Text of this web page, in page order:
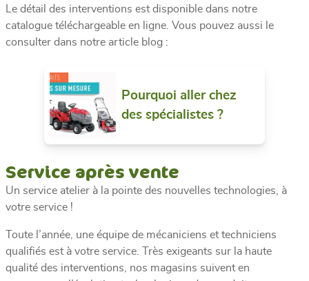
Le détail des interventions est disponible dans notre
catalogue téléchargeable en ligne. Vous pouvez aussi le
consulter dans notre article blog :
Pourquoi aller chez
des spécialistes ?
Service après vente
Un service atelier à la pointe des nouvelles technologies, à
votre service !
Toute l’année, une équipe de mécaniciens et techniciens
qualifiés est à votre service. Très exigeants sur la haute
qualité des interventions, nos magasins suivent en